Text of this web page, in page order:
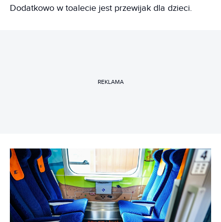
Dodatkowo w toalecie jest przewijak dla dzieci.
REKLAMA